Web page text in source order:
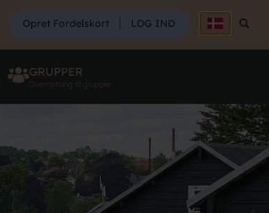
SØG
Søg
Opret Fordelskort LOG IND
GRUPPER
Overnatning til grupper